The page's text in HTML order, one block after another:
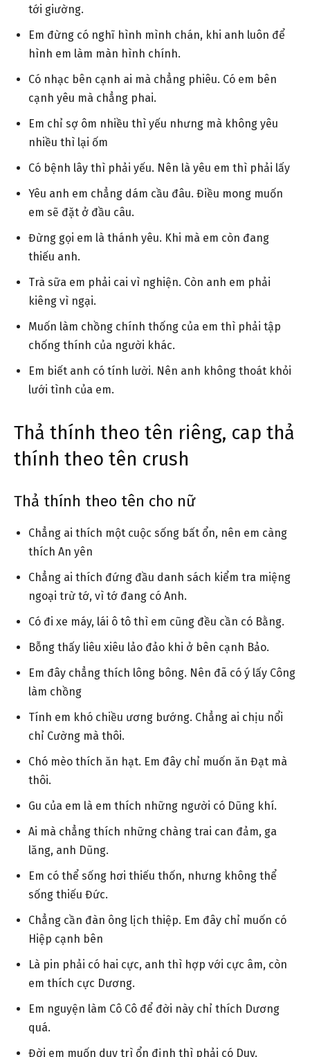
tới giường.
Em đừng có nghĩ hình mình chán, khi anh luôn để
hình em làm màn hình chính.
Có nhạc bên cạnh ai mà chẳng phiêu. Có em bên
cạnh yêu mà chẳng phai.
Em chỉ sợ ôm nhiều thì yếu nhưng mà không yêu
nhiều thì lại ốm
Có bệnh lây thì phải yếu. Nên là yêu em thì phải lấy
Yêu anh em chẳng dám cầu đâu. Điều mong muốn
em sẽ đặt ở đầu câu.
Đừng gọi em là thánh yêu. Khi mà em còn đang
thiếu anh.
Trà sữa em phải cai vì nghiện. Còn anh em phải
kiêng vì ngại.
Muốn làm chồng chính thống của em thì phải tập
chống thính của người khác.
Em biết anh có tính lười. Nên anh không thoát khỏi
lưới tình của em.
Thả thính theo tên riêng, cap thả
thính theo tên crush
Thả thính theo tên cho nữ
Chẳng ai thích một cuộc sống bất ổn, nên em càng
thích An yên
Chẳng ai thích đứng đầu danh sách kiểm tra miệng
ngoại trừ tớ, vì tớ đang có Anh.
Có đi xe máy, lái ô tô thì em cũng đều cần có Bằng.
Bỗng thấy liêu xiêu lảo đảo khi ở bên cạnh Bảo.
Em đây chẳng thích lông bông. Nên đã có ý lấy Công
làm chồng
Tính em khó chiều ương bướng. Chẳng ai chịu nổi
chỉ Cường mà thôi.
Chó mèo thích ăn hạt. Em đây chỉ muốn ăn Đạt mà
thôi.
Gu của em là em thích những người có Dũng khí.
Ai mà chẳng thích những chàng trai can đảm, ga
lăng, anh Dũng.
Em có thể sống hơi thiếu thốn, nhưng không thể
sống thiếu Đức.
Chẳng cần đàn ông lịch thiệp. Em đây chỉ muốn có
Hiệp cạnh bên
Là pin phải có hai cực, anh thì hợp với cực âm, còn
em thích cực Dương.
Em nguyện làm Cô Cô để đời này chỉ thích Dương
quá.
Đời em muốn duy trì ổn định thì phải có Duy.